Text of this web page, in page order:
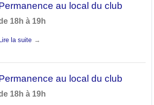
au local du club
18h à 19h
Lire la suite
au local du club
18h à 19h